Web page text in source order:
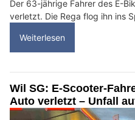
Der 63-jährige Fahrer des E-
verletzt. Die Rega flog ihn ins
Weiterlesen
Wil SG: E-Scooter-
Auto verletzt – Unfall